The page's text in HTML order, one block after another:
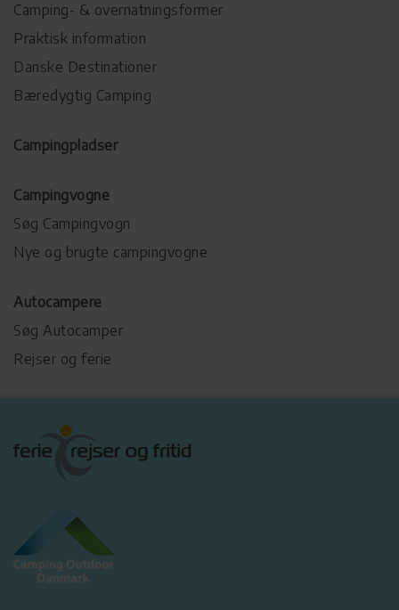
Camping- & overnatningsformer
Praktisk information
Danske Destinationer
Bæredygtig Camping
Campingpladser
Campingvogne
Søg Campingvogn
Nye og brugte campingvogne
Autocampere
Søg Autocamper
Rejser og ferie